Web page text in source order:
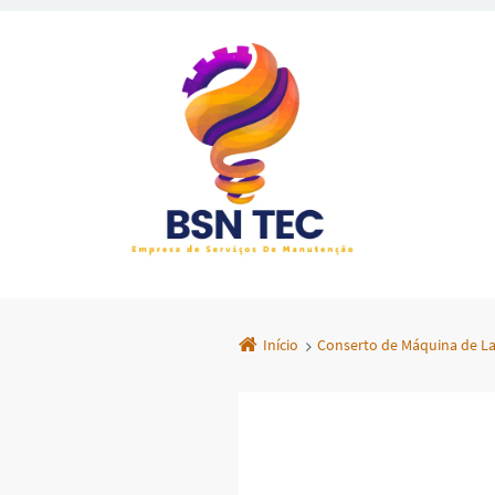
Início Conserto de Máquina de